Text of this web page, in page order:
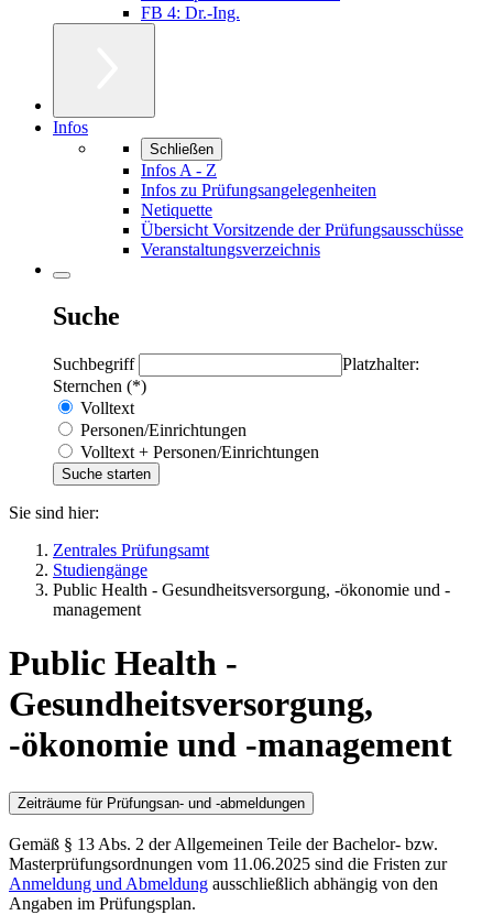
FB 4: Dr.-Ing.
Infos
Schließen
Infos A - Z
Infos zu Prüfungsangelegenheiten
Netiquette
Übersicht Vorsitzende der Prüfungsausschüsse
Veranstaltungsverzeichnis
Suche
Suchbegriff
Platzhalter:
Sternchen (*)
Volltext
Personen/Einrichtungen
Volltext + Personen/Einrichtungen
Sie sind hier:
Zentrales Prüfungsamt
Studiengänge
Public Health - Gesundheitsversorgung, -ökonomie und -
management
Public Health -
Gesundheitsversorgung,
-ökonomie und -management
Zeiträume für Prüfungsan- und -abmeldungen
Gemäß § 13 Abs. 2 der Allgemeinen Teile der Bachelor- bzw.
Masterprüfungsordnungen vom 11.06.2025 sind die Fristen zur
Anmeldung und Abmeldung ausschließlich abhängig von den
Angaben im Prüfungsplan.